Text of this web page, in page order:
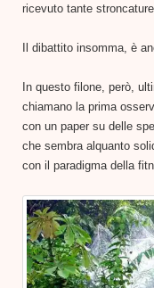
ricevuto tante
Il dibattito insomma, è
In questo filone, però,
chiamano la prima
con un paper su delle
che sembra alquanto
con il paradigma della